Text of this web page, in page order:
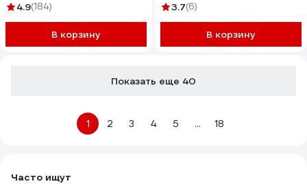
4.9(184)
В корзину
3.7(6)
В корзину
Показать еще 40
1 2 3 4 5 ... 18
Часто ищут